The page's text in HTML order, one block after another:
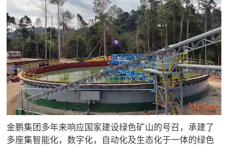
金鹏集团多年来响应国家建设绿色矿山的号召，承建了
多座集智能化，数字化，自动化及生态化于一体的绿色